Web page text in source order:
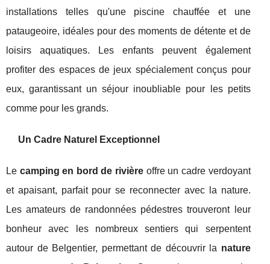
installations telles qu'une piscine chauffée et une
pataugeoire, idéales pour des moments de détente et de
loisirs aquatiques. Les enfants peuvent également
profiter des espaces de jeux spécialement conçus pour
eux, garantissant un séjour inoubliable pour les petits
comme pour les grands.
Un Cadre Naturel Exceptionnel
Le camping en bord de rivière offre un cadre verdoyant
et apaisant, parfait pour se reconnecter avec la nature.
Les amateurs de randonnées pédestres trouveront leur
bonheur avec les nombreux sentiers qui serpentent
autour de Belgentier, permettant de découvrir la nature